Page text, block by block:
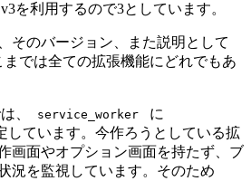
を利用するので3としています。
そのバージョン、また説明として
までは全ての拡張機能にどれでもあ
、 service_worker に
しています。今作ろうとしている拡
画面やオプション画面を持たず、ブ
況を監視しています。そのため